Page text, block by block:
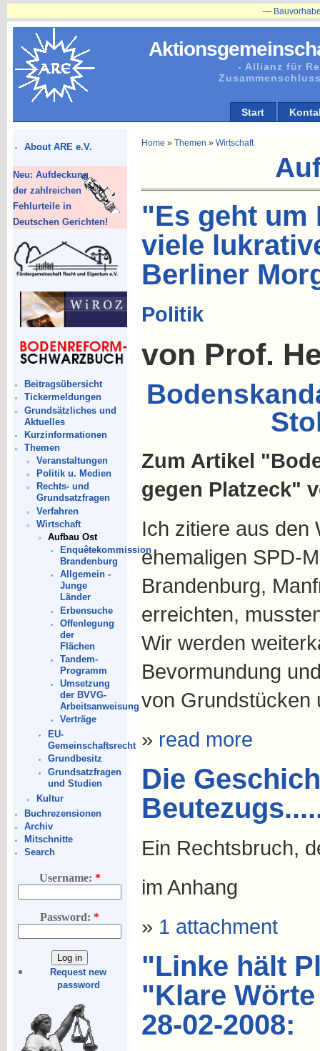
- Allianz für
Start
About ARE e.V.
Neu: Aufdeckung
der zahlreichen
Fehlurteile in
Deutschen Gerichten!
Beitragsübersicht
Tickermeldungen
Grundsätzliches und
Aktuelles
Kurzinformationen
Themen
Veranstaltungen
Politik u. Medien
Rechts- und
Grundsatzfragen
Verfahren
Wirtschaft
Aufbau Ost
Enquêtekommission
Brandenburg
Allgemein -
Junge
Länder
Erbensuche
Offenlegung
der
Flächen
Tandem-
Programm
Umsetzung
der BVVG-
Arbeitsanweisung
Verträge
EU-
Gemeinschaftsrecht
Grundbesitz
Grundsatzfragen
und Studien
Kultur
Buchrezensionen
Archiv
Mitschnitte
Search
Username: *
Password:*
Request new
password
Bauvorhaben in
Home » Themen » Wirtschaft
"Es geht um
viele
Berliner
Politik
von Prof.
Zum Artikel
gegen Platzeck"
Ich zitiere aus den
ehemaligen SPD-
Brandenburg,
erreichten,
Wir werden
Bevormundung
von Grundstücken
» read more
Die
Ein Rechtsbruch,
im Anhang
» 1 attachment
"Linke hält
"Klare
28-02-2008: